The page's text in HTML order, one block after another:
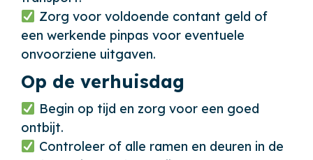
Zorg voor voldoende contant geld of
een werkende pinpas voor eventuele
onvoorziene uitgaven.
Op de verhuisdag
Begin op tijd en zorg voor een goed
ontbijt.
Controleer of alle ramen en deuren in de